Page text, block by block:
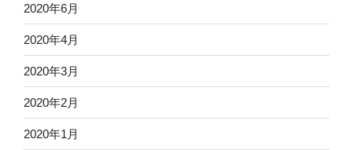
2020年6月
2020年4月
2020年3月
2020年2月
2020年1月